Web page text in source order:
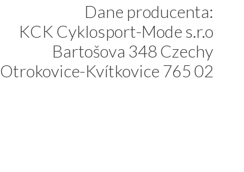
Dane producenta:
KCK Cyklosport-Mode s.r.o
Bartošova 348 Czechy
Otrokovice-Kvítkovice 765 02